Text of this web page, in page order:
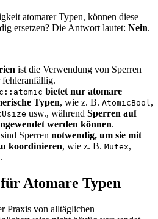
atomarer Typen, können diese
ersetzen? Die Antwort lautet: Nein.
ist die Verwendung von Sperren
bietet nur atomare
Typen, wie z. B. AtomicBool,
usw., während Sperren auf
werden können.
Sperren notwendig, um sie mit
koordinieren, wie z. B. Mutex,
Atomare Typen
Praxis von alltäglichen